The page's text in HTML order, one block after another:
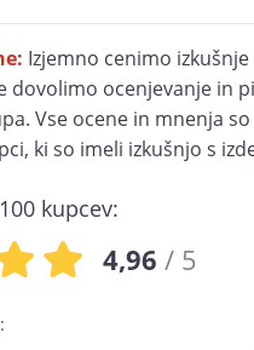
Izjemno cenimo
dovolimo ocenjevanje in
Vse ocene in mnenja
ki so imeli izkušnjo s
100 kupcev:
4,96 / 5